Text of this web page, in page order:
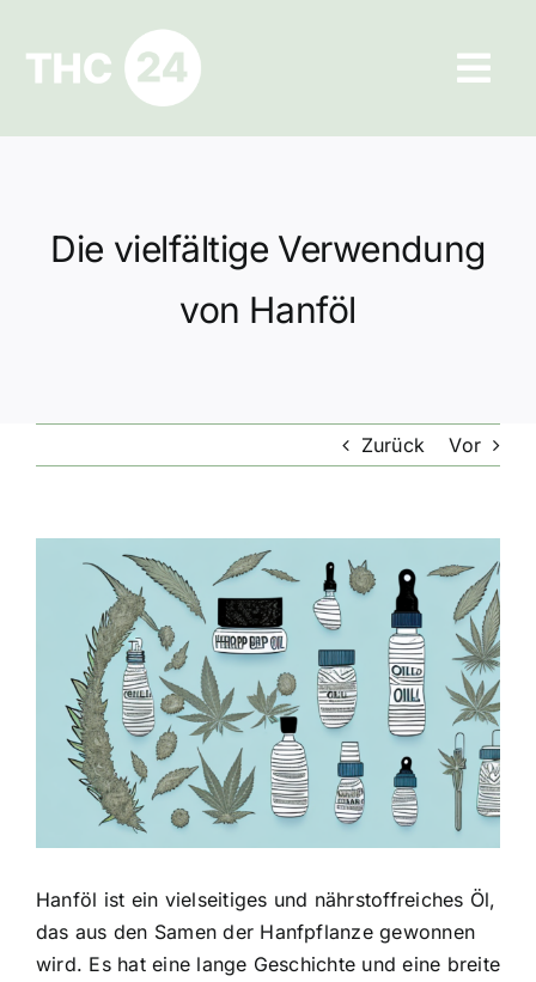
springen
Ratgeber
Die vielfältige Verwendung
von Hanföl
Zurück Vor
grösseres
Hanföl ist ein vielseitiges und nährstoffreiches Öl,
das aus den Samen der Hanfpflanze gewonnen
wird. Es hat eine lange Geschichte und eine breite